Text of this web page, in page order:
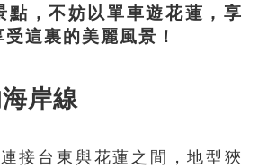
點，不妨以單車遊花蓮，享
這裏的美麗風景！
岸線
台東與花蓮之間，地型狹